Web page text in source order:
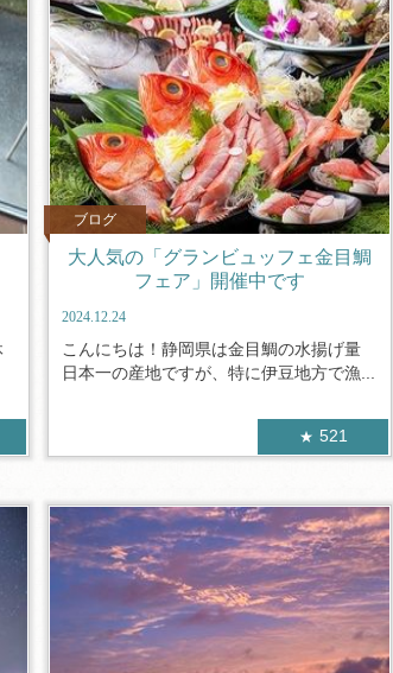
ブログ
大人気の「グランビュッフェ金目鯛
フェア」開催中です
2024.12.24
こんにちは！静岡県は金目鯛の水揚げ量
日本一の産地ですが、特に伊豆地方で漁...
521